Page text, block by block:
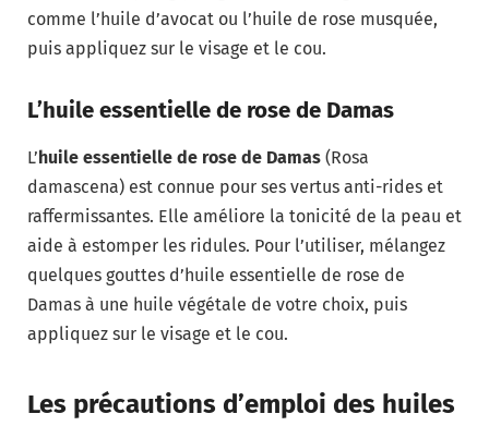
comme l’huile d’avocat ou l’huile de rose musquée,
puis appliquez sur le visage et le cou.
L’huile essentielle de rose de Damas
L’ huile essentielle de rose de Damas (Rosa
damascena) est connue pour ses vertus anti-rides et
raffermissantes. Elle améliore la tonicité de la peau et
aide à estomper les ridules. Pour l’utiliser, mélangez
quelques gouttes d’huile essentielle de rose de
Damas à une huile végétale de votre choix, puis
appliquez sur le visage et le cou.
Les précautions d’emploi des huiles